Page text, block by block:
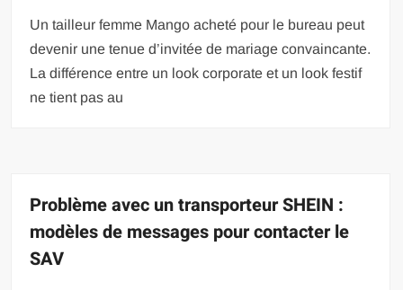
Un tailleur femme Mango acheté pour le bureau peut
devenir une tenue d’invitée de mariage convaincante.
La différence entre un look corporate et un look festif
ne tient pas au
Problème avec un transporteur SHEIN :
modèles de messages pour contacter le
SAV